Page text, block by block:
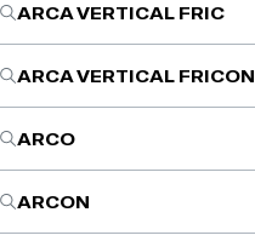
ARCA VERTICAL FRIC
ARCA VERTICAL FRICON
ARCO
ARCON